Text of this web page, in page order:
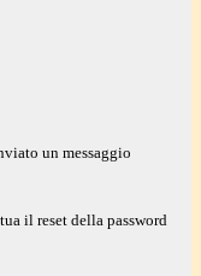
un messaggio
il reset della password